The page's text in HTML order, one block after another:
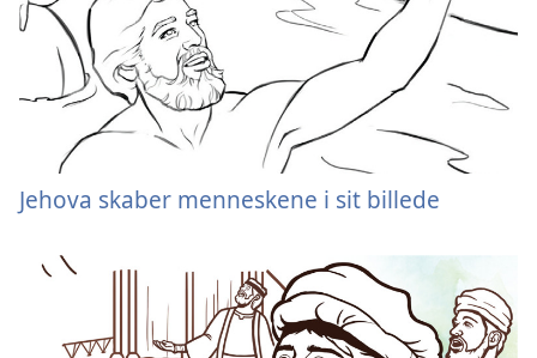
Jehova skaber menneskene i sit billede